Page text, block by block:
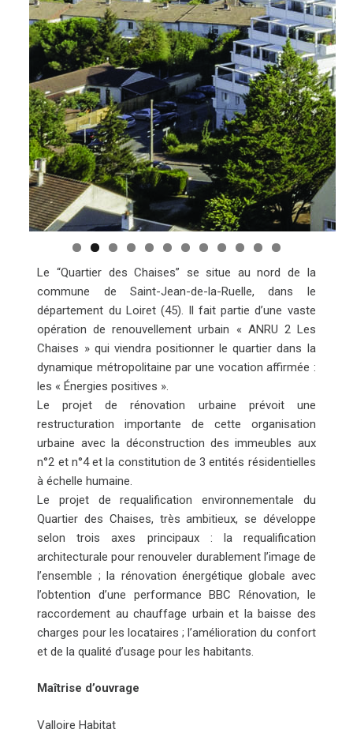
Le “Quartier des Chaises” se situe au nord de la
commune de Saint-Jean-de-la-Ruelle, dans le
département du Loiret (45). Il fait partie d’une vaste
opération de renouvellement urbain « ANRU 2 Les
Chaises » qui viendra positionner le quartier dans la
dynamique métropolitaine par une vocation affirmée :
les « Énergies positives ».
Le projet de rénovation urbaine prévoit une
restructuration importante de cette organisation
urbaine avec la déconstruction des immeubles aux
n°2 et n°4 et la constitution de 3 entités résidentielles
à échelle humaine.
Le projet de requalification environnementale du
Quartier des Chaises, très ambitieux, se développe
selon trois axes principaux : la requalification
architecturale pour renouveler durablement l’image de
l’ensemble ; la rénovation énergétique globale avec
l’obtention d’une performance BBC Rénovation, le
raccordement au chauffage urbain et la baisse des
charges pour les locataires ; l’amélioration du confort
et de la qualité d’usage pour les habitants.
Maîtrise d’ouvrage
Valloire Habitat